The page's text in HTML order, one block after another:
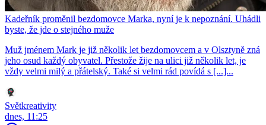
Kadeřník proměnil bezdomovce Marka, nyní je k nepoznání. Uhádli
byste, že jde o stejného muže
Muž jménem Mark je již několik let bezdomovcem a v Olsztyně zná
jeho osud každý obyvatel. Přestože žije na ulici již několik let, je
vždy velmi milý a přátelský. Také si velmi rád povídá s [...]...
Světkreativity
dnes, 11:25